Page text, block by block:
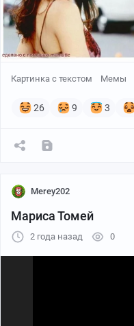
Картинка с текстом Мемы
26 9 3
Merey202
Мариса Томей
2 года назад 0